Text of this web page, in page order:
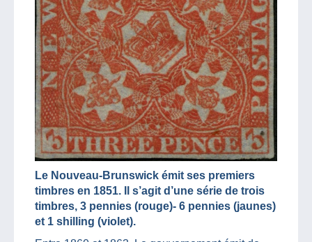
Le Nouveau-Brunswick émit ses premiers
timbres en 1851. Il s’agit d’une série de trois
timbres, 3 pennies (rouge)- 6 pennies (jaunes)
et 1 shilling (violet).